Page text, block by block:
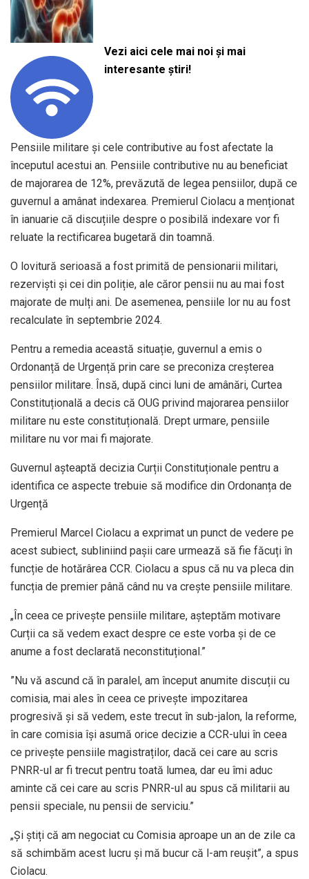
Vezi aici cele mai noi și mai
interesante știri!
Pensiile militare și cele contributive au fost afectate la
începutul acestui an. Pensiile contributive nu au beneficiat
de majorarea de 12%, prevăzută de legea pensiilor, după ce
guvernul a amânat indexarea. Premierul Ciolacu a menționat
în ianuarie că discuțiile despre o posibilă indexare vor fi
reluate la rectificarea bugetară din toamnă.
O lovitură serioasă a fost primită de pensionarii militari,
rezerviști și cei din poliție, ale căror pensii nu au mai fost
majorate de mulți ani. De asemenea, pensiile lor nu au fost
recalculate în septembrie 2024.
Pentru a remedia această situație, guvernul a emis o
Ordonanță de Urgență prin care se preconiza creșterea
pensiilor militare. Însă, după cinci luni de amânări, Curtea
Constituțională a decis că OUG privind majorarea pensiilor
militare nu este constituțională. Drept urmare, pensiile
militare nu vor mai fi majorate.
Guvernul așteaptă decizia Curții Constituționale pentru a
identifica ce aspecte trebuie să modifice din Ordonanța de
Urgență
Premierul Marcel Ciolacu a exprimat un punct de vedere pe
acest subiect, subliniind pașii care urmează să fie făcuți în
funcție de hotărârea CCR. Ciolacu a spus că nu va pleca din
funcția de premier până când nu va crește pensiile militare.
„În ceea ce privește pensiile militare, așteptăm motivare
Curții ca să vedem exact despre ce este vorba și de ce
anume a fost declarată neconstituțional.”
”Nu vă ascund că în paralel, am început anumite discuții cu
comisia, mai ales în ceea ce privește impozitarea
progresivă și să vedem, este trecut în sub-jalon, la reforme,
în care comisia își asumă orice decizie a CCR-ului în ceea
ce privește pensiile magistraților, dacă cei care au scris
PNRR-ul ar fi trecut pentru toată lumea, dar eu îmi aduc
aminte că cei care au scris PNRR-ul au spus că militarii au
pensii speciale, nu pensii de serviciu.”
„Și știți că am negociat cu Comisia aproape un an de zile ca
să schimbăm acest lucru și mă bucur că l-am reușit”, a spus
Ciolacu.